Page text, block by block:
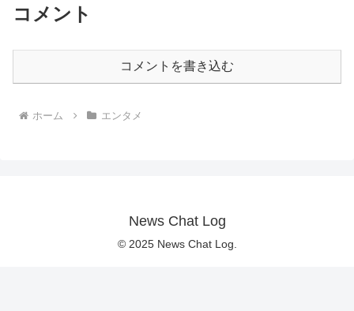
コメント
コメントを書き込む
ホーム エンタメ
News Chat Log
© 2025 News Chat Log.